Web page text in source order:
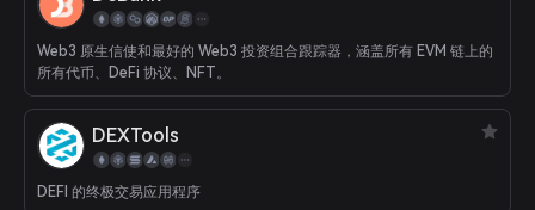
Web3 原生信使和最好的 Web3 投资组合跟踪器，涵盖所有 EVM 链上的
所有代币、DeFi 协议、NFT。
DEXTools
DEFI 的终极交易应用程序